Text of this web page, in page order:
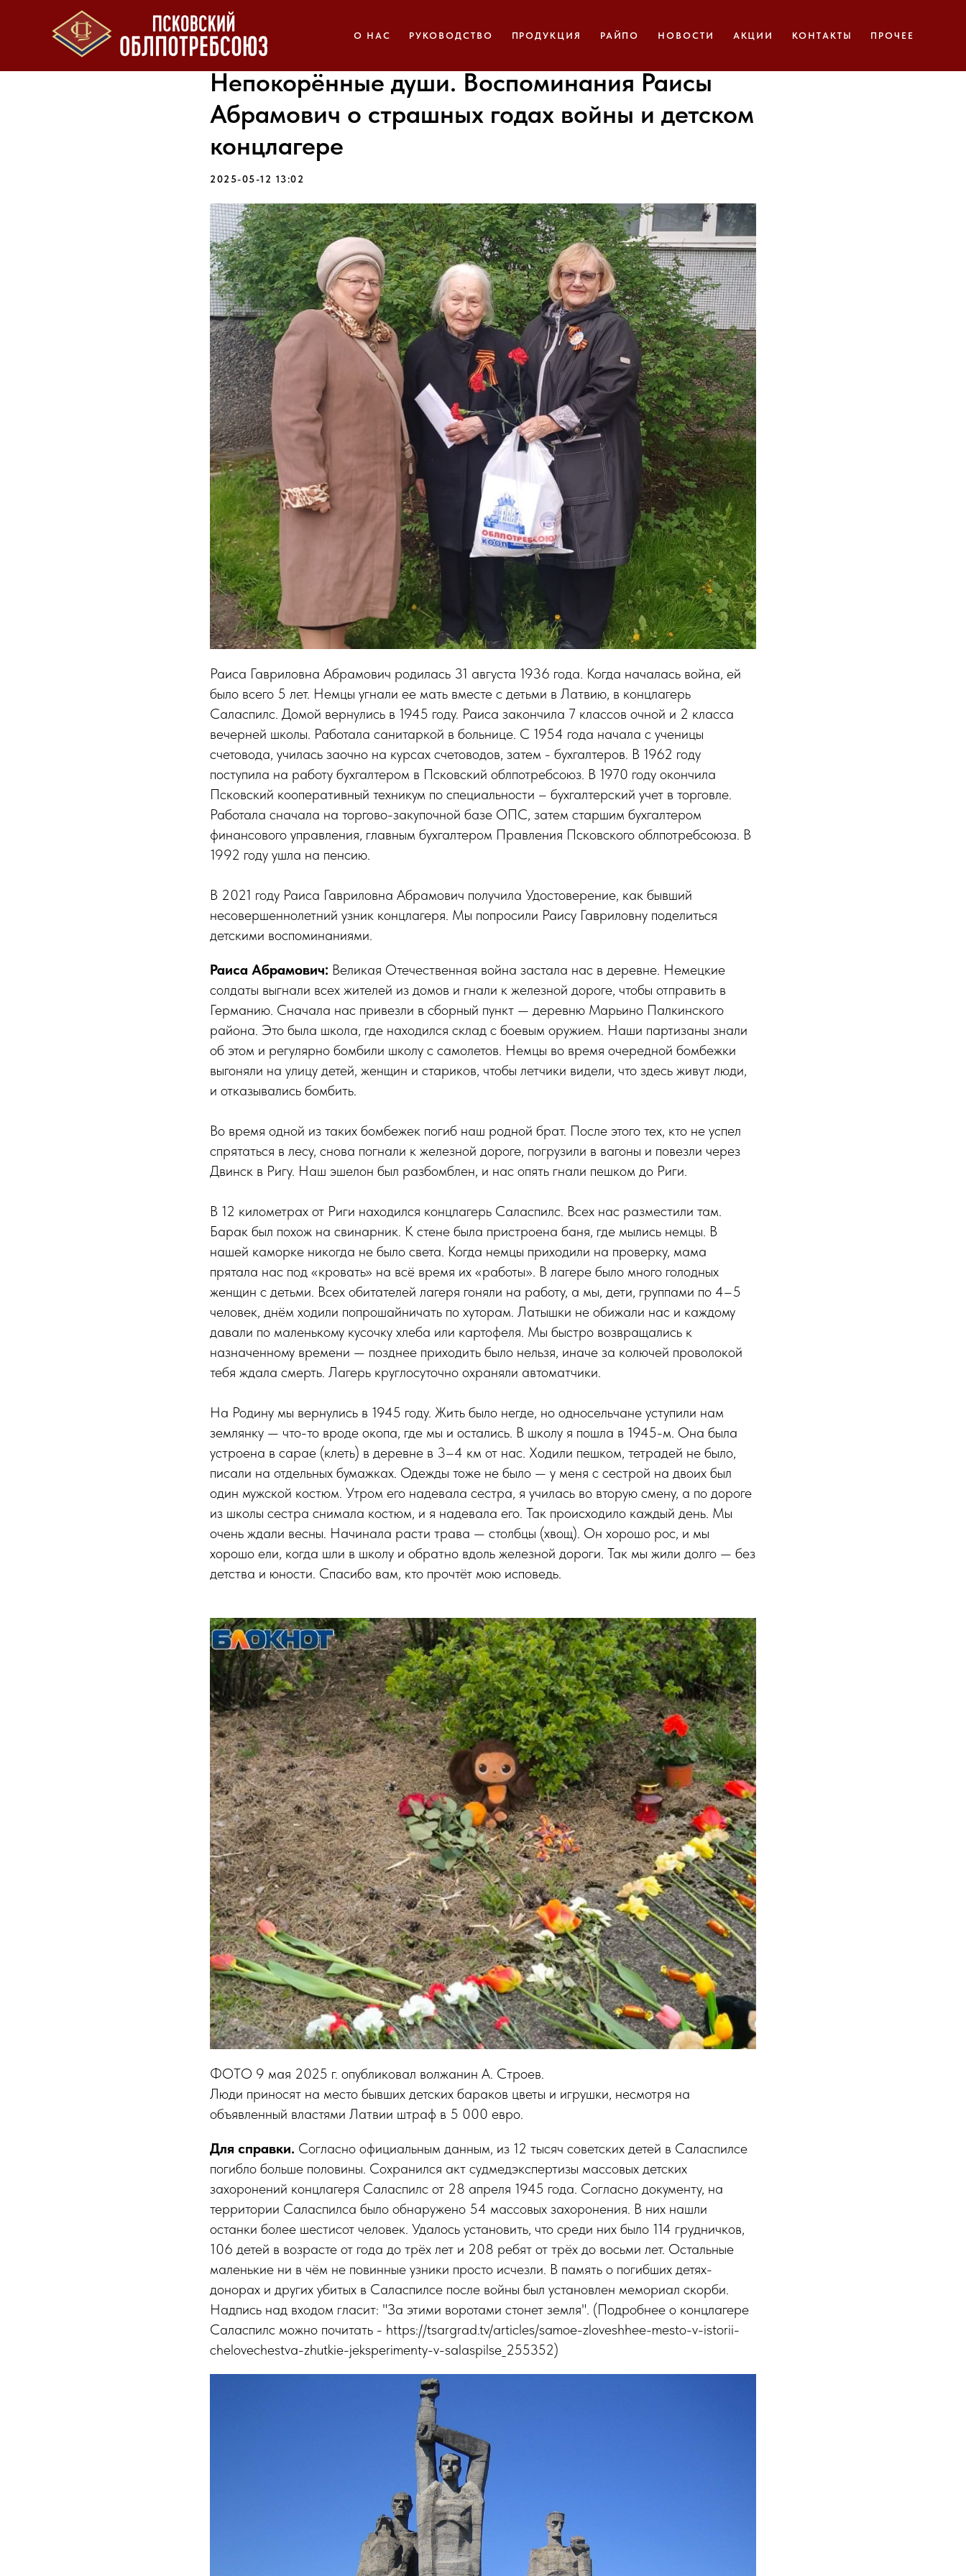
О НАС РУКОВОДСТВО ПРОДУКЦИЯ РАЙПО НОВОСТИ АКЦИИ КОНТАКТЫ ПРОЧЕЕ
Непокорённые души. Воспоминания Раисы
Абрамович о страшных годах войны и детском
концлагере
2025-05-12 13:02
Раиса Гавриловна Абрамович родилась 31 августа 1936 года. Когда началась война, ей
было всего 5 лет. Немцы угнали ее мать вместе с детьми в Латвию, в концлагерь
Саласпилс. Домой вернулись в 1945 году. Раиса закончила 7 классов очной и 2 класса
вечерней школы. Работала санитаркой в больнице. С 1954 года начала с ученицы
счетовода, училась заочно на курсах счетоводов, затем - бухгалтеров. В 1962 году
поступила на работу бухгалтером в Псковский облпотребсоюз. В 1970 году окончила
Псковский кооперативный техникум по специальности – бухгалтерский учет в торговле.
Работала сначала на торгово-закупочной базе ОПС, затем старшим бухгалтером
финансового управления, главным бухгалтером Правления Псковского облпотребсоюза. В
1992 году ушла на пенсию.
В 2021 году Раиса Гавриловна Абрамович получила Удостоверение, как бывший
несовершеннолетний узник концлагеря. Мы попросили Раису Гавриловну поделиться
детскими воспоминаниями.
Раиса Абрамович: Великая Отечественная война застала нас в деревне. Немецкие
солдаты выгнали всех жителей из домов и гнали к железной дороге, чтобы отправить в
Германию. Сначала нас привезли в сборный пункт — деревню Марьино Палкинского
района. Это была школа, где находился склад с боевым оружием. Наши партизаны знали
об этом и регулярно бомбили школу с самолетов. Немцы во время очередной бомбежки
выгоняли на улицу детей, женщин и стариков, чтобы летчики видели, что здесь живут люди,
и отказывались бомбить.
Во время одной из таких бомбежек погиб наш родной брат. После этого тех, кто не успел
спрятаться в лесу, снова погнали к железной дороге, погрузили в вагоны и повезли через
Двинск в Ригу. Наш эшелон был разбомблен, и нас опять гнали пешком до Риги.
В 12 километрах от Риги находился концлагерь Саласпилс. Всех нас разместили там.
Барак был похож на свинарник. К стене была пристроена баня, где мылись немцы. В
нашей каморке никогда не было света. Когда немцы приходили на проверку, мама
прятала нас под «кровать» на всё время их «работы». В лагере было много голодных
женщин с детьми. Всех обитателей лагеря гоняли на работу, а мы, дети, группами по 4–5
человек, днём ходили попрошайничать по хуторам. Латышки не обижали нас и каждому
давали по маленькому кусочку хлеба или картофеля. Мы быстро возвращались к
назначенному времени — позднее приходить было нельзя, иначе за колючей проволокой
тебя ждала смерть. Лагерь круглосуточно охраняли автоматчики.
На Родину мы вернулись в 1945 году. Жить было негде, но односельчане уступили нам
землянку — что-то вроде окопа, где мы и остались. В школу я пошла в 1945-м. Она была
устроена в сарае (клеть) в деревне в 3–4 км от нас. Ходили пешком, тетрадей не было,
писали на отдельных бумажках. Одежды тоже не было — у меня с сестрой на двоих был
один мужской костюм. Утром его надевала сестра, я училась во вторую смену, а по дороге
из школы сестра снимала костюм, и я надевала его. Так происходило каждый день. Мы
очень ждали весны. Начинала расти трава — столбцы (хвощ). Он хорошо рос, и мы
хорошо ели, когда шли в школу и обратно вдоль железной дороги. Так мы жили долго — без
детства и юности. Спасибо вам, кто прочтёт мою исповедь.
ФОТО 9 мая 2025 г. опубликовал волжанин А. Строев.
Люди приносят на место бывших детских бараков цветы и игрушки, несмотря на
объявленный властями Латвии штраф в 5 000 евро.
Для справки. Согласно официальным данным, из 12 тысяч советских детей в Саласпилсе
погибло больше половины. Сохранился акт судмедэкспертизы массовых детских
захоронений концлагеря Саласпилс от 28 апреля 1945 года. Согласно документу, на
территории Саласпилса было обнаружено 54 массовых захоронения. В них нашли
останки более шестисот человек. Удалось установить, что среди них было 114 грудничков,
106 детей в возрасте от года до трёх лет и 208 ребят от трёх до восьми лет. Остальные
маленькие ни в чём не повинные узники просто исчезли. В память о погибших детях-
донорах и других убитых в Саласпилсе после войны был установлен мемориал скорби.
Надпись над входом гласит: "За этими воротами стонет земля". (Подробнее о концлагере
Саласпилс можно почитать - https://tsargrad.tv/articles/samoe-zloveshhee-mesto-v-istorii-
chelovechestva-zhutkie-jeksperimenty-v-salaspilse_255352)